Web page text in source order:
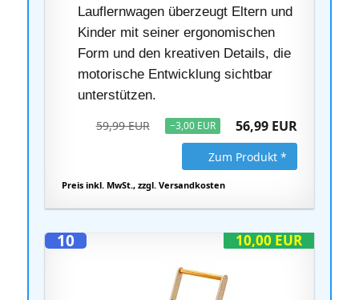
Lauflernwagen überzeugt Eltern und
Kinder mit seiner ergonomischen
Form und den kreativen Details, die
motorische Entwicklung sichtbar
unterstützen.
59,99 EUR −3,00 EUR 56,99 EUR
Zum Produkt *
Preis inkl. MwSt., zzgl. Versandkosten
10,00 EUR
10